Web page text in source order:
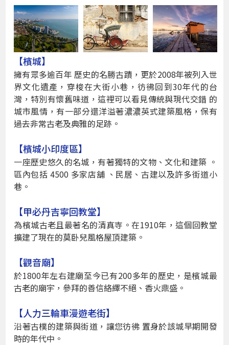
【檳城】
擁有眾多逾百年 歷史的名勝古蹟，更於2008年被列入世
界文化遺產，穿梭在大街小巷，彷彿回到30年代的台
灣，特別有懷舊味道，這裡可以看見傳統與現代交錯 的
城市風情，有一部分還洋溢著濃濃英式建築風格，保有
過去非常古老及典雅的足跡。
【檳城小印度區】
一座歷史悠久的名城，有著獨特的文物、文化和建築 。
區內包括 4500 多家店舖 、民居、古建以及許多街道小
巷。
【甲必丹吉寧回教堂】
為檳城古老且最著名的清真寺。在1910年，這個回教堂
擴建了現在的莫卧兒風格屋頂建築。
【觀音廟】
於1800年左右建廟至今已有200多年的歷史，是檳城最
古老的廟宇，參拜的善信絡繹不絕、香火鼎盛。
【人力三輪車漫遊老街】
沿著古樸的建築與街道，讓您彷彿 置身於該城早期開發
時的年代中。